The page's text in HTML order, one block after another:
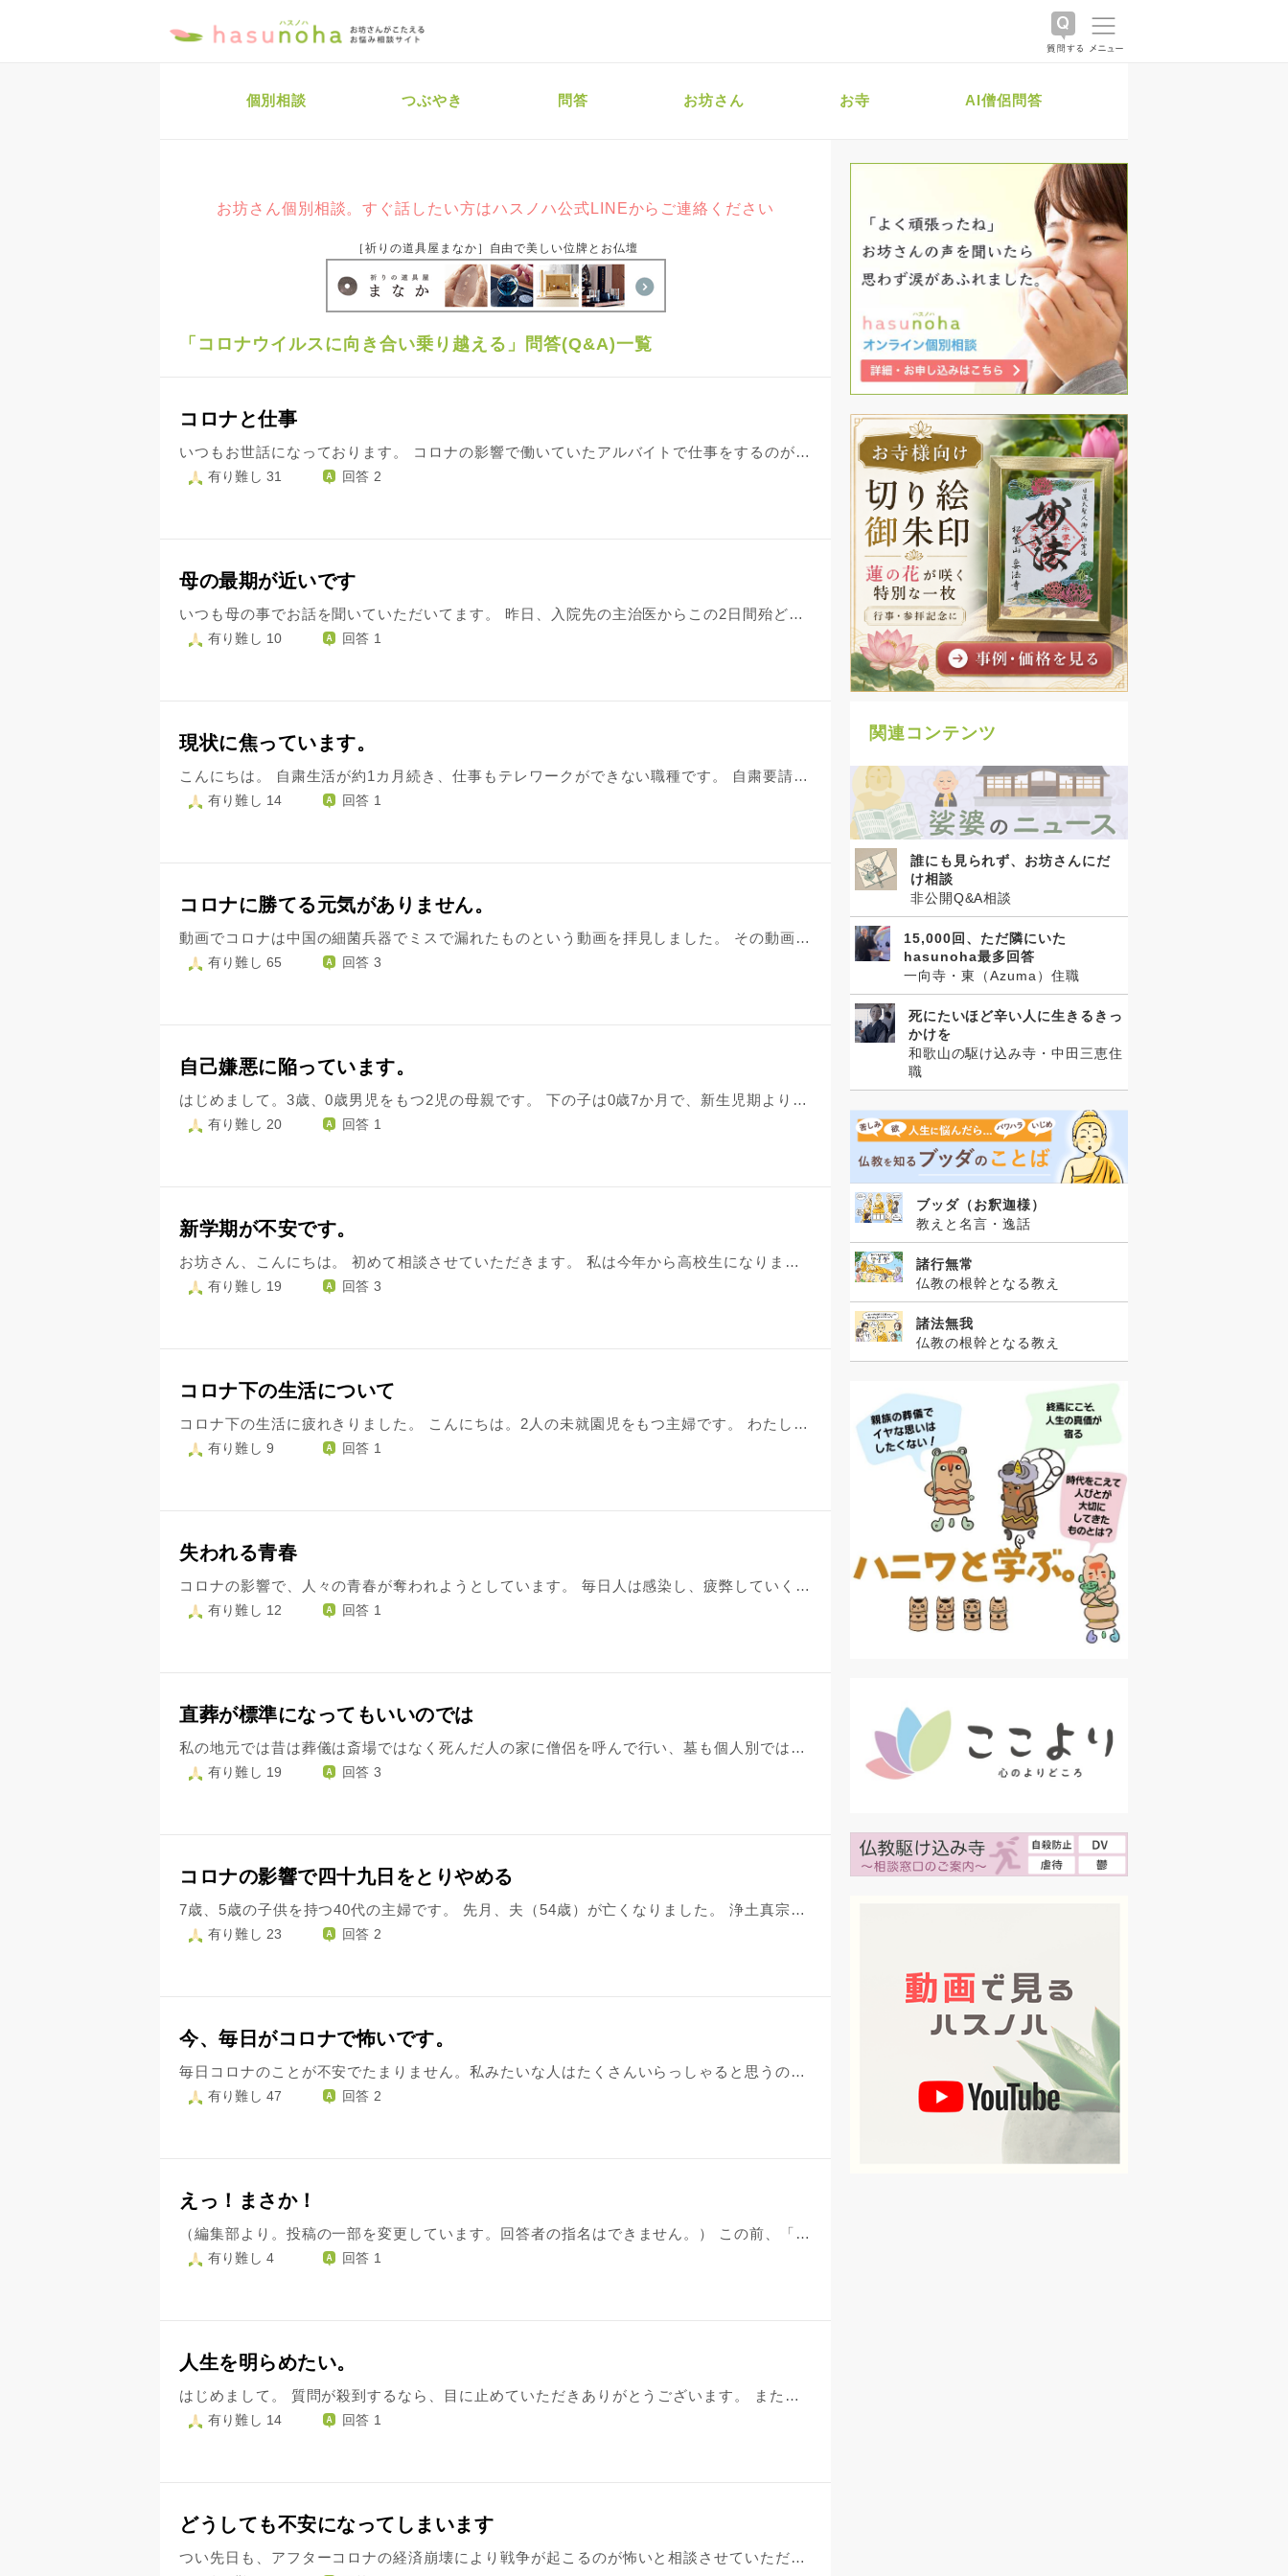
個別相談 つぶやき 問答 お坊さん お寺 AI僧侶問答
お坊さん個別相談。すぐ話したい方はハスノハ公式LINEからご連絡ください
［祈りの道具屋まなか］自由で美しい位牌とお仏壇
「コロナウイルスに向き合い乗り越える」問答(Q&A)一覧
コロナと仕事
いつもお世話になっております。 コロナの影響で働いていたアルバイトで仕事をするのが難しくなり退社をしました。元々3月いっぱいの契約で4月に別の仕事をする予定でしたがなかなか上手くいかず求人も面接も今ほとんどやっておりません。 年金も払わなくてはいけないので働かなければいけないのですが、今この状況で面接のため外に出るのは正直あまり良くないと思っています。ですが貯金も残りわずか、焦る気持ちも募り周りに八つ当たりをしそうで怖いです。もし私と同じような立場だったらどう行動しますか？大人しく時期を待ちますか？対策を十分にとり外に出ますか？是非アドバイスよろしくお願いいたします。
有り難し 31 回答 2
母の最期が近いです
いつも母の事でお話を聞いていただいてます。 昨日、入院先の主治医からこの2日間殆ど何も食べていない。急変したら最期だと思って下さいと言われました。コロナで面会も出来ず、最後に母の顔を見たのは15日前です。 昨日、久しぶりに母に会うことができました。15日前とは比べものにならないほどガリガリに痩せていました。私を見たとき「来てくれありがとう」と涙をながしてました。でも声はかすれてしまい殆どでていませんでした。 もう手の施しようもなく、とりあえず5月7日に退院して、今までお世話になっていた小規模多機能の施設へ戻ります。が、あの母の姿を見たら、7日迄もつがどうかという感じでした。 通常でしたら、毎日面会して母のそばにいて、言葉をかける事もできます。 でも、このご時世出来ません。家にいて、毎日やきもきしながらの連絡待ちです。母の死に目に立ち合えるかどうかもわかりません。夜も心配で、一睡もできません。とても憂うつです。 でも開き直り、母が亡くなった後の手続きが大変だとか、父が亡くなって32年 父もいい加減さびしくなって、入口迄迎えに来てるみたいだから仕方がない、寿命だし…と思う自分もいます。 近いうちにやってくるその日に対して、どうすればいいのでしょうか？ よろしくお願い申し上げます。 長文失礼致しました。
有り難し 10 回答 1
現状に焦っています。
こんにちは。 自粛生活が約1カ月続き、仕事もテレワークができない職種です。 自粛要請の出ていない職種ですが、テナントで入っているデベロッパーが休業となってしまった為、現在自宅待機中です。 収入も多少減ってはいますが、妻が家計をやりくりしてくれており、ここ一年は無収入でもなんとか生活できる蓄えはあります。 しかし、ここ数日で突然何とも言えない不安感に襲われ、夜も寝付けず1時間おきに目覚めます。 自宅で運動も行ってい、体は疲れているのですが眠れない状況です。 自己啓発の学習も行っていましたが、現在はそれもやる気がなくなってしまっていました。 1週間に2回ほど、WEB会議は行っているのですが、状況も変わらず安否確認程度のものです。 私は関東に住んでいますが、本社は九州にあり、本社と九州の一部店舗は営業を行っているからか、急に社会から取り残されているような気がしてきて焦っています。 週に一回、店舗に行かなければならないので、数時間だけ出勤しますが、妻からは、「出勤日はすごく機嫌がいいね。」と言われてしまいました。 自分がどんどん怠惰になっていくような気がして沈んでいます。 自粛が解除された時に、素早く動けるようにするにはどうすればいいでしょうか？ ちなみに、生活リズムは出勤していた時と同じです。
有り難し 14 回答 1
コロナに勝てる元気がありません。
動画でコロナは中国の細菌兵器でミスで漏れたものという動画を拝見しました。 その動画を見てから、国と国の争いを知り 自分のささやかな希望や日常が損なわれた気持ちになりました。 毎日悲しいニュースを見ていて胸が苦しくなります。 希望が持てません。本当に収束するのか。 整理がつきません。心が現実についていけていないのだと思います。
有り難し 65 回答 3
自己嫌悪に陥っています。
はじめまして。3歳、0歳男児をもつ2児の母親です。 下の子は0歳7か月で、新生児期よりあまり寝ない子で夜中から朝まで7回程泣いて起きるため授乳したりあやしたりし私自身慢性的に寝不足です。昼間も午前午後で、30分くらいずつしか寝ません。 上の子は新型コロナの影響で休園中で自宅で育児していて、元気が有り余り自宅の中で走り回り大暴れ。時には近所の誰もいない広場に連れ出したりベランダでシャボン玉をしたりして発散させできるだけ穏やかに過ごせるようにしてはいますがなかなかそうもいかず。下の子はそれもあり昼間ほとんど寝ないため、私自身も休めず辛いです。主人は平日はほとんどウチにおらず休日はやすみで、割と子供の相手をしてくれたりと協力的ですが家事はできず。朝も遅くまで寝てます。私自身下の子の授乳や家事もあり休日も休めません。夜は主人のいびきで子供たちが起きてしまうので寝室を別にしてます。私は夜中に何回も起きているのに主人は別室で大いびきでねていて内心イライラしています。最近、心に余裕がなく上の子に些細な事でイライラしあたってしまい、泣かせてしまいます。今日は怒った事に反抗され叩かれた為それに対し手が出てしまいました。自己嫌悪で辛いです。
有り難し 20 回答 1
新学期が不安です。
お坊さん、こんにちは。 初めて相談させていただきます。 私は今年から高校生になりました。 ですが、コロナの影響で休校になり、入学式も中止で一度も高校に通えていません。 私は人見知りなので高校に行ってから友達ができるか不安です。 自分から話しかける勇気がなかなか出なくて毎年、この時期は友達を作るのが大変です。 また、私は思春期でニキビが酷く、ニキビ跡が特に酷いので同じ高校の人に何か陰口を言われたり、いじめられたりしないかが不安です…。 （皮膚科に通い始めて、処方された薬を塗っていますがすぐに治るものでは無いし、もうそろそろまた皮膚科に行くタイミングなのですが今の時期は皮膚科に行くのも怖いです。コロナが心配で…。） ニキビのせいで友達ができなかったらどうしようと不安になります…。 また、いじめられないにしても「ニキビ、ニキビ」ってからかわれたりするのではないかと思ってしまいます。 本当に自分もコンプレックスですし、もっと早く対処してれば良かったと後悔しています。 ニキビが酷くても友達は作れるのでしょうか…？ また、友達を作るにはどうしたら良いのでしょうか…？ 回答よろしくお願いします。
有り難し 19 回答 3
コロナ下の生活について
コロナ下の生活に疲れきりました。 こんにちは。2人の未就園児をもつ主婦です。 わたしの家はマンションです。 緊急事態宣言が出されたので、子供達となるべく家にいるようにしていました。そうしたら、下の階から苦情が出てしまいました。 体力が有り余っているんです。家にいると夜の10時、11時まで寝ません。 これは良くないと思い外に連れ出しましたが、散歩をすれば明後日の方向に走り出し喧嘩をしだす。危ないので公園に行きましたが、住宅地に住んでいるため、遊んでいる子供は多め。 ママ友から公園であそんでいたら注意をされたとも聞きました。たまにですが、人からの目線がきつく感じることもあります。さらには不要不急の外出は控えろとのアナウンスが公園のスピーカーから聞こえてます。 家の中だと苦情が来て、外でも帰れと言われる。小さな子供をもつ家族はどうしたら良いのかと思います。 買い物もです。 夫はテレワークが出来ない職種です。なので、買い出しは子供達を連れて私が行くしかありません。スーパーにいけば家族で来ないでほしいとアナウンスが。だからといって小さな子供を家に置いて行くわけにもいかない。でも買い物はしないといけない。 夫のいる土日に買い物をしても一週間分なんてあっという間に食い尽くしてしまいます。それに仕事帰りだと、スーパーは時短短縮で営業しているため間に合わない事が多いそうです。 そうなると、やっぱり、私が平日に子供を連れて買い物に行く事になります。 コロナでピリピリしている人をスーパーで見かけます。子ずれていったら何か言われるんじゃないか。そう思うとドキドキしてしまいます。 何もかもダメ。ダメ。ダメで気が参りそうです。 守りたい。でも、出来なくて、イライラを子供に当ててしまいそうになります。 少しでも心穏やかにこの窮地を過ごしたい。 どのようにすれば良いのか。アドバイスを頂けると助かります。 よろしくおねがいします。
有り難し 9 回答 1
失われる青春
コロナの影響で、人々の青春が奪われようとしています。 毎日人は感染し、疲弊していく日々で、私たちの日常は一変しました。学校にも行けないし、イベントは自粛。仕事もなくなり明日の生活にも困ってしまう。 本来なら何事もなく過ごすはずだったたった1度の青春は台無しになりました。 誰も悪くありません。命が最優先だし、私たちは全部辛抱しなければならないです。 でも、誰が悪い訳でもないからこそ行き場のない悔しさが込み上げてきます。節目の誕生日も自粛の影響で予定がなしになり、行くはずだったライブが中止され、仕事もできず、毎日コロナのニュースで人の死を知る。 私たちが過ごすはずだったたった一度の人生は、どうしたら良いのでしょう。
有り難し 12 回答 1
直葬が標準になってもいいのでは
私の地元では昔は葬儀は斎場ではなく死んだ人の家に僧侶を呼んで行い、墓も個人別ではなく管理費が格安の共同墓地でした。 平成初期くらいまでは斎場もなかったです。 平成の後半になって、斎場が地元でも増えて葬儀にお金がかかるようになりました。 コロナウイルスで葬儀が簡略化され、直葬が増えたことは遺族の負担が減るから悪いことばかりでもないと思いますが、やはり不謹慎な傾向でしょうか？ 死んだ後までも自分のナルシズムを満たすためにあまり親しくない親戚まで葬儀に動員するのは何か違う気がします。
有り難し 19 回答 3
コロナの影響で四十九日をとりやめる
7歳、5歳の子供を持つ40代の主婦です。 先月、夫（54歳）が亡くなりました。 浄土真宗です。 菩提寺はありません。 当初、四十九日を葬儀を行ったセレモニーホールにて親族16人で行う予定で進めておりました。 しかしながら、夫の母と私の実父が共に80代であり、コロナに感染したら、と不安になったため、自宅で子供と私3人で行うことに変更しました。 夫の実母（私の義母）もその方がいいとおっしゃってくださりました。 ところが、本日義母より、私たちがコロナに感染しないかとても心配なので、四十九日はやらずにいた方がいいとお願いがありました。 確かに私がもし感染でもしたら、幼子がいるのでとても困ります。 そして義母は、亡くなった夫も、私たちのことをとても心配していると思うから、是非そうして欲しい、家でそれぞれお祈りしましょうと言って下さっています。 義母がそう言っておりますので、何かあってからでは遅いので、大変心苦しいのですが、そのようにしようと思っています。 ただ、そのような場合、本位牌の開眼とご本尊の開眼供養はどのようにすればいいでしょうか。 コロナの状況がまだまだわからないので、一周忌など、コロナが落ち着いた頃合いで、先々になってしまってもいいものでしょうか。 それとも、四十九日にしなければ意味を成さないものなのでしょうか。 全く知識もなく、知恵もないため、どうぞよろしくお願い致します。
有り難し 23 回答 2
今、毎日がコロナで怖いです。
毎日コロナのことが不安でたまりません。私みたいな人はたくさんいらっしゃると思うのですが。先週風邪をひいたのですがそれ以来コロナではないかと毎日不安です。かかりつけの先生からはただの風邪と言われたのに、それでも不安がなくなりません。人にあうのが怖く、外出することも怖いです。この不安はどうしようもないとはわかっています。終息すると気持ちも落ち着いて来ると思うのですが。その時までどう過ごせばいいのでしょうか。
有り難し 47 回答 2
えっ！まさか！
（編集部より。投稿の一部を変更しています。回答者の指名はできません。） この前、「ヤクシニー」の件で質問です。「コロナウイルス」が、鬼神って事は、「守ってくれる」んですか？それとも、「 かからせちゃう」って事ですか？
有り難し 4 回答 1
人生を明らめたい。
はじめまして。 質問が殺到するなら、目に止めていただきありがとうございます。 また、コロナや社会問題が続く中で、ありがたいお言葉を待ち位に拝見させて頂けることに感謝しております。 ありがとうございます。 質問をさせてください。 私は生きることに対して不安があります。 特に未来が怖くて仕方ありません。 戦争になったら。病気になったら。子供達になにか起きたら。そう思うと不安で仕方なくなります。 それだけじゃありません。 最近は色々なことに過敏になってしまい、コロナはもちろんの事、候変動や生態系の変化。AIの登場。国際化する社会。 ニュースを見ていると、これから私は時代について行けるのか。世界が終わってしまうのではないかと、不安でたまらなくなります。 これら問題は世界的なものですから、私がどうこうしたところで解決する問題じゃないのは分かっています。 ですが、不安で苦しくて仕方がなくなります。 どうしたら不安を落ち着かせ、恐怖を受け入れ、生きることを明らめられるのでしょうか。 ご意見よろしくお願いします。
有り難し 14 回答 1
どうしても不安になってしまいます
つい先日も、アフターコロナの経済崩壊により戦争が起こるのが怖いと相談させていただいたものです。誰もが大変な思いをしている中本当に申し訳ないと思います。 今戦争で死ななくてもどうせ数十年以内に死ぬことになる、ネットで出ている情報なら大国に気づかれるはず、視野を広く持とう、といった回答を頂き、少し落ち着きました。 ですが、また少しずつ不安になってきてしまいます。ネットで流れてきた情報では、戦争を起こすだろうと言われているのは中国、アメリカといった大国そのものです。他の国が何を言ったってかないようの無い２国です。 こんな事を考えていても仕方が無い、今少しでも笑って生きる事を考えようと、気分転換してみたりもします。それでも母や妹の事を思ったりすると涙が出そうになってしまいます。この頃何かと涙脆くもなっています。 心が弱くて本当にごめんなさい。相談に乗ってくださるとありがたいです。
関連コンテンツ
誰にも見られず、お坊さんにだ
け相談
非公開Q&A相談
15,000回、ただ隣にいた
hasunoha最多回答
一向寺・東（Azuma）住職
死にたいほど辛い人に生きるきっ
かけを
和歌山の駆け込み寺・中田三恵住
職
ブッダ（お釈迦様）
教えと名言・逸話
諸行無常
仏教の根幹となる教え
諸法無我
仏教の根幹となる教え